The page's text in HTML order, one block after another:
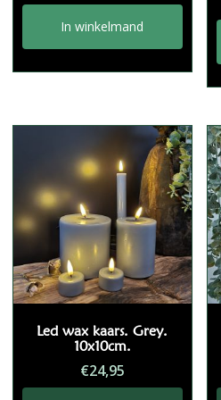
In winkelmand
Led wax kaars. Grey.
10x10cm.
€24,95